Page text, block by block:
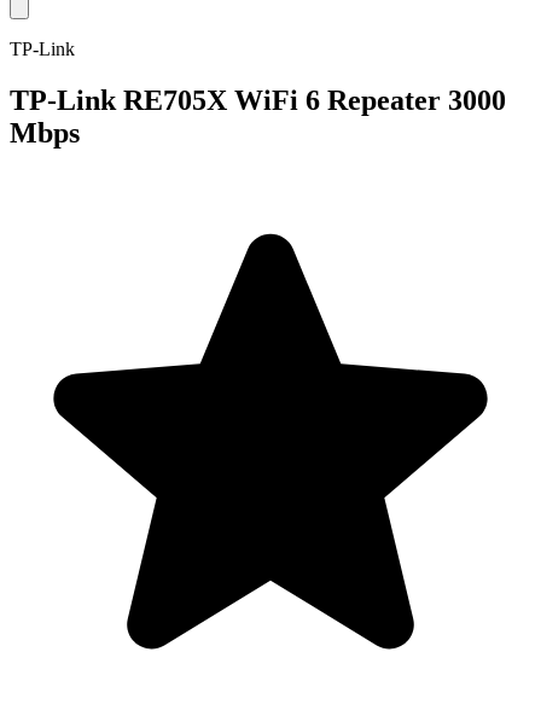
TP-Link
TP-Link RE705X WiFi 6 Repeater 3000
Mbps